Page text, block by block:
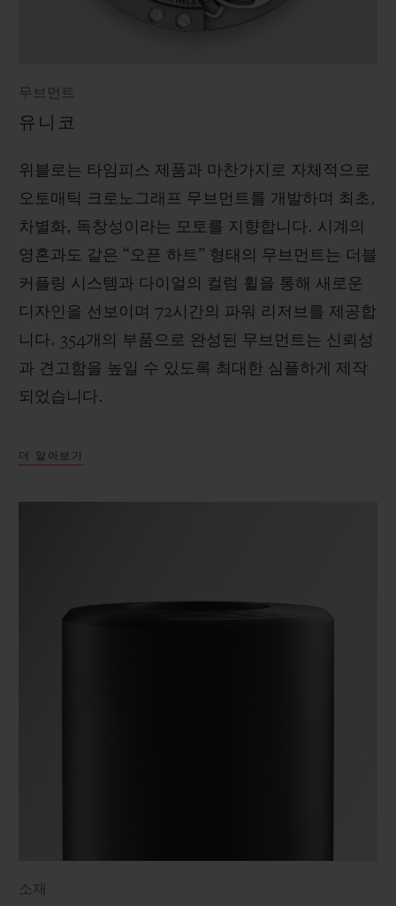
무브먼트
유니코
위블로는 타임피스 제품과 마찬가지로 자체적으로
오토매틱 크로노그래프 무브먼트를 개발하며 최초,
차별화, 독창성이라는 모토를 지향합니다. 시계의
영혼과도 같은 “오픈 하트” 형태의 무브먼트는 더블
커플링 시스템과 다이얼의 컬럼 휠을 통해 새로운
디자인을 선보이며 72시간의 파워 리저브를 제공합
니다. 354개의 부품으로 완성된 무브먼트는 신뢰성
과 견고함을 높일 수 있도록 최대한 심플하게 제작
되었습니다.
더 알아보기
소재